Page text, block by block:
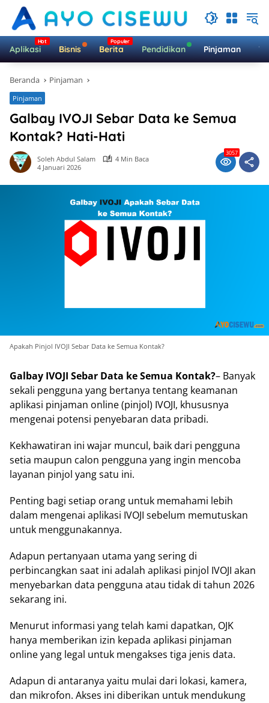
Langsung
konten
Aplikasi Bisnis Berita Pendidikan Pinjaman
Beranda Pinjaman
Pinjaman
Galbay IVOJI Sebar Data ke Semua
Kontak? Hati-Hati
Soleh Abdul Salam
4 Min Baca
4 Januari 2026
3057
Apakah Pinjol IVOJI Sebar Data ke Semua Kontak?
Galbay IVOJI Sebar Data ke Semua Kontak?– Banyak
sekali pengguna yang bertanya tentang keamanan
aplikasi pinjaman online (pinjol) IVOJI, khususnya
mengenai potensi penyebaran data pribadi.
Kekhawatiran ini wajar muncul, baik dari pengguna
setia maupun calon pengguna yang ingin mencoba
layanan pinjol yang satu ini.
Penting bagi setiap orang untuk memahami lebih
dalam mengenai aplikasi IVOJI sebelum memutuskan
untuk menggunakannya.
Adapun pertanyaan utama yang sering di
perbincangkan saat ini adalah aplikasi pinjol IVOJI akan
menyebarkan data pengguna atau tidak di tahun 2026
sekarang ini.
Menurut informasi yang telah kami dapatkan, OJK
hanya memberikan izin kepada aplikasi pinjaman
online yang legal untuk mengakses tiga jenis data.
Adapun di antaranya yaitu mulai dari lokasi, kamera,
dan mikrofon. Akses ini diberikan untuk mendukung